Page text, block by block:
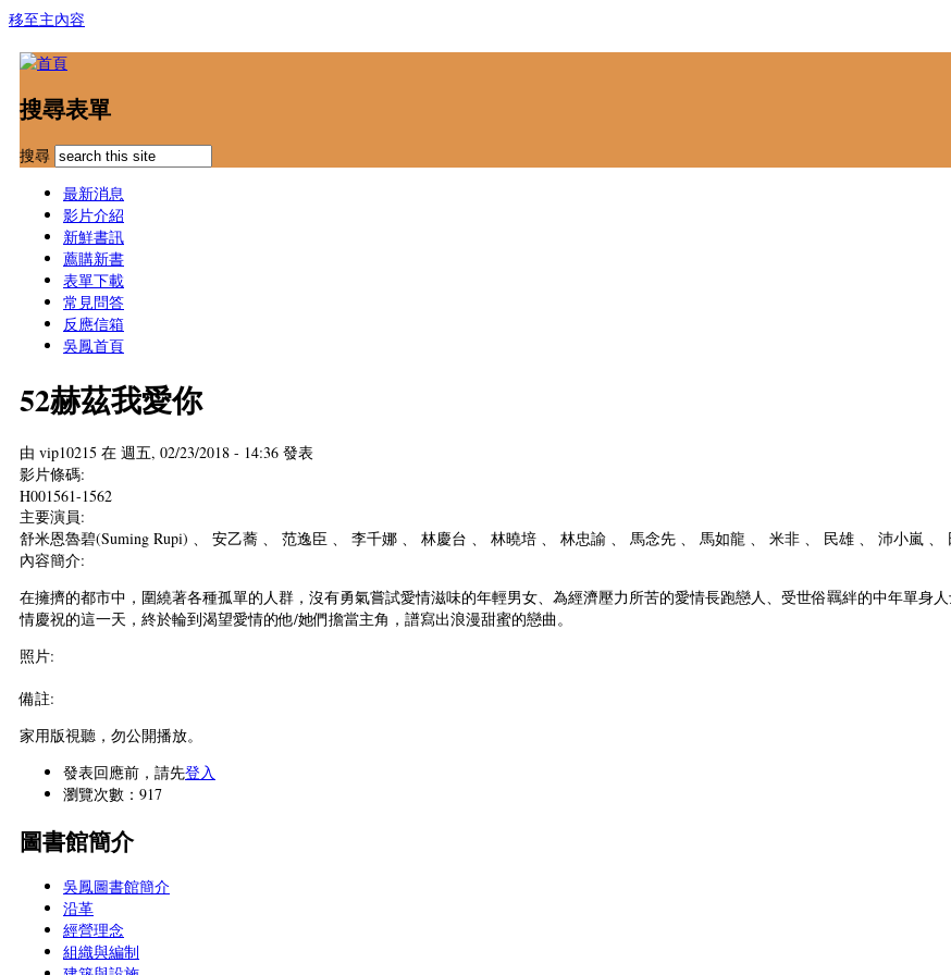
移至主內容
搜尋表單
搜尋
最新消息
影片介紹
新鮮書訊
薦購新書
表單下載
常見問答
反應信箱
吳鳳首頁
52赫茲我愛你
由 vip10215 在 週五, 02/23/2018 - 14:36 發表
影片條碼:
H001561-1562
主要演員:
舒米恩魯碧(Suming Rupi) 、 安乙蕎 、 范逸臣 、 李千娜 、 林慶台 、 林曉培 、 林忠諭 、 馬念先 、 馬如龍 、 米非 、 民雄 、 沛小嵐
內容簡介:
在擁擠的都市中，圍繞著各種孤單的人群，沒有勇氣嘗試愛情滋味的年輕男女、為經濟壓力所苦的愛情長跑戀人、受世俗羈絆的中年單
情慶祝的這一天，終於輪到渴望愛情的他/她們擔當主角，譜寫出浪漫甜蜜的戀曲。
照片:
備註:
家用版視聽，勿公開播放。
發表回應前，請先登入
瀏覽次數：917
圖書館簡介
吳鳳圖書館簡介
沿革
經營理念
組織與編制